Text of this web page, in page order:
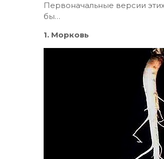
Первоначальные версии
бы…
1. Морковь